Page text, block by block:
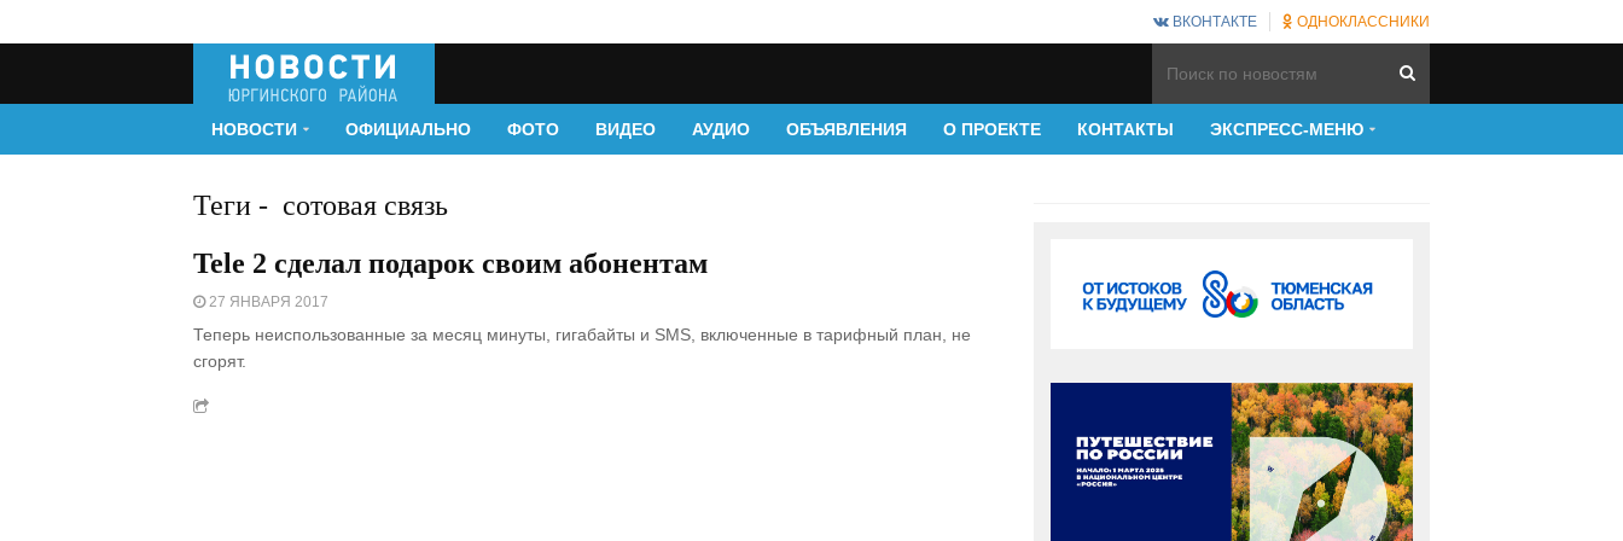
ВКОНТАКТЕ ОДНОКЛАССНИКИ
НОВОСТИ ОФИЦИАЛЬНО ФОТО ВИДЕО АУДИО ОБЪЯВЛЕНИЯ О ПРОЕКТЕ КОНТАКТЫ ЭКСПРЕСС-МЕНЮ
Теги - сотовая связь
Tele 2 сделал подарок своим абонентам
27 ЯНВАРЯ 2017
Теперь неиспользованные за месяц минуты, гигабайты и SMS, включенные в тарифный план, не
сгорят.